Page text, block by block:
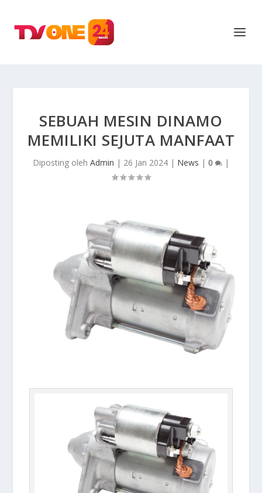
SEBUAH MESIN DINAMO
MEMILIKI SEJUTA MANFAAT
Diposting oleh Admin | 26 Jan 2024 | News | 0 |